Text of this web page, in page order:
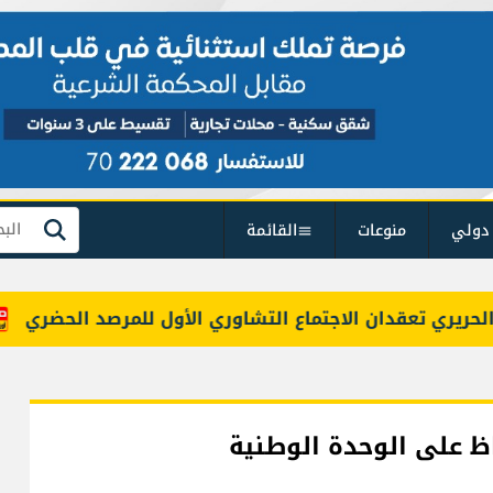
منوعات القائمة بحث
تعقدان الاجتماع التشاوري الأول للمرصد الحضري
على الوحدة الوطنية